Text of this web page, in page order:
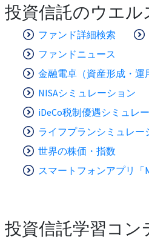
投資信託のウエ
ファンド詳細検索
ファンドニュース
金融電卓（資産形成・運
NISAシミュレーション
iDeCo税制優遇シミュレ
ライフプランシミュレー
世界の株価・指数
スマートフォンアプリ「
投資信託学習コン